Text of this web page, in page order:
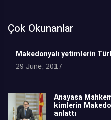
Çok Okunanlar
Makedonyalı yetimlerin
29 June, 2017
Anayasa
kimlerin
anlattı